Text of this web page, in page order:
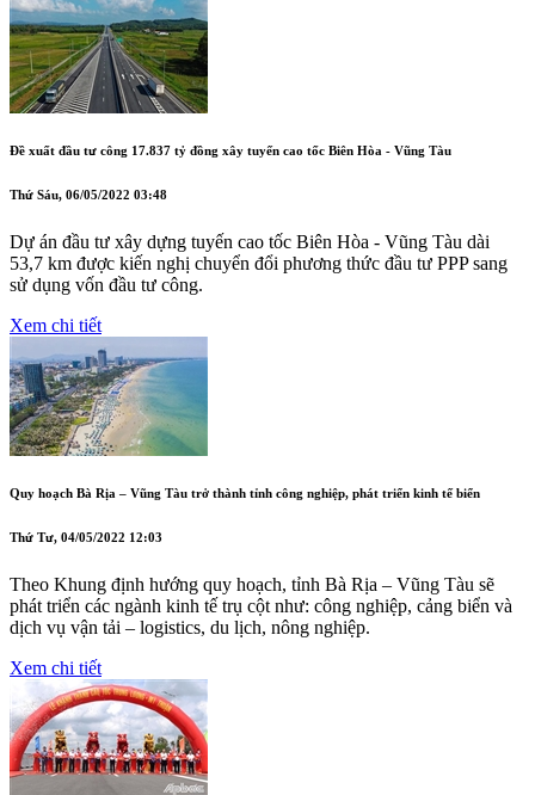
Đề xuất đầu tư công 17.837 tỷ đồng xây tuyến cao tốc Biên Hòa - Vũng Tàu
Thứ Sáu, 06/05/2022 03:48
Dự án đầu tư xây dựng tuyến cao tốc Biên Hòa - Vũng Tàu dài
53,7 km được kiến nghị chuyển đổi phương thức đầu tư PPP sang
sử dụng vốn đầu tư công.
Xem chi tiết
Quy hoạch Bà Rịa – Vũng Tàu trở thành tỉnh công nghiệp, phát triển kinh tế biển
Thứ Tư, 04/05/2022 12:03
Theo Khung định hướng quy hoạch, tỉnh Bà Rịa – Vũng Tàu sẽ
phát triển các ngành kinh tế trụ cột như: công nghiệp, cảng biển và
dịch vụ vận tải – logistics, du lịch, nông nghiệp.
Xem chi tiết